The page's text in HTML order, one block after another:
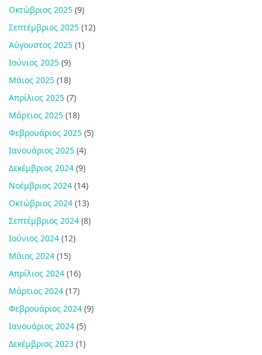
Οκτώβριος 2025 (9)
Σεπτέμβριος 2025 (12)
Αύγουστος 2025 (1)
Ιούνιος 2025 (9)
Μάιος 2025 (18)
Απρίλιος 2025 (7)
Μάρτιος 2025 (18)
Φεβρουάριος 2025 (5)
Ιανουάριος 2025 (4)
Δεκέμβριος 2024 (9)
Νοέμβριος 2024 (14)
Οκτώβριος 2024 (13)
Σεπτέμβριος 2024 (8)
Ιούνιος 2024 (12)
Μάιος 2024 (15)
Απρίλιος 2024 (16)
Μάρτιος 2024 (17)
Φεβρουάριος 2024 (9)
Ιανουάριος 2024 (5)
Δεκέμβριος 2023 (1)